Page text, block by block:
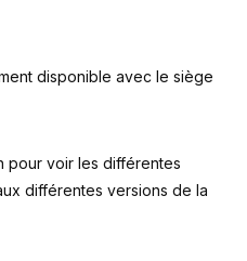
disponible avec le siège
pour voir les différentes
différentes versions de la